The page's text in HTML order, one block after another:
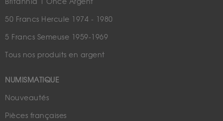
Britannia 1 Once Argent
50 Francs Hercule 1974 - 1980
5 Francs Semeuse 1959-1969
Tous nos produits en argent
NUMISMATIQUE
Nouveautés
Pièces françaises